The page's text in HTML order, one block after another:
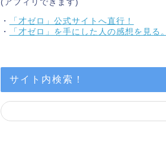
(アフィリできます)
・
「才ゼロ」公式サイトへ直行！
・
「才ゼロ」を手にした人の感想を見る。
サイト内検索！